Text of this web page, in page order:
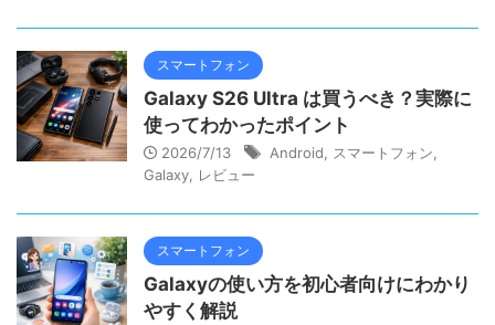
スマートフォン
Galaxy S26 Ultra は買うべき？実際に
使ってわかったポイント
2026/7/13 Android スマートフォン
Galaxy
レビュー
スマートフォン
Galaxyの使い方を初心者向けにわかり
やすく解説